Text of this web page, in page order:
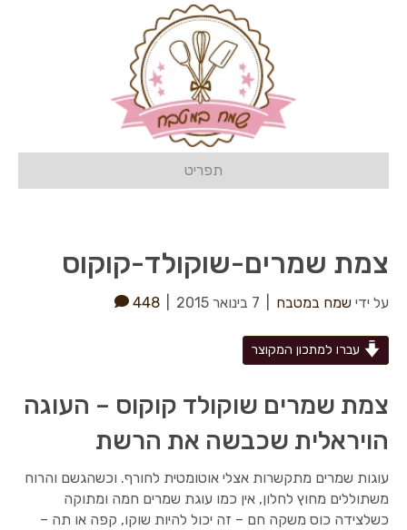
תפריט
צמת שמרים-שוקולד-קוקוס
על ידי שמח במטבח 7 בינואר 2015 448
עברו למתכון המקוצר
צמת שמרים שוקולד קוקוס – העוגה
הויראלית שכבשה את הרשת
עוגות שמרים מתקשרות אצלי אוטומטית לחורף. וכשהגשם והרוח
משתוללים מחוץ לחלון, אין כמו עוגת שמרים חמה ומתוקה
כשלצידה כוס משקה חם – זה יכול להיות שוקו, קפה או תה –